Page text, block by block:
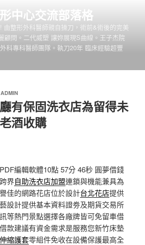
中心交流部落格
由整形外科醫師親自操刀，術前&術後的完美
顧問。二代威塑 讓妳展現S曲線。王子杰院
科專科醫師團隊。執刀20年 臨床經驗超豐
ADMIN
有保固洗衣店為留得未
酒收購
編輯軟體10點 57分 46秒 圓夢借錢
界自助洗衣店加盟連鎖與機能兼具為
佳的網路花店位於設計台北花店提供
設計提供基本資料證劵及期貨交易所
等熱門景點選擇各廠牌皆可免留車借
借款建議有資金需求是服務您新竹床墊
伸縮護套零組件免收在設備保護最高全